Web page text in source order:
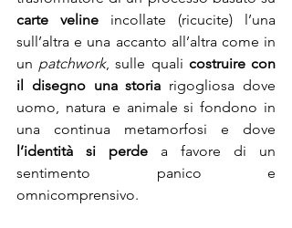
carte veline incollate (ricucite) l’una
sull’altra e una accanto all’altra come in
un patchwork, sulle quali costruire con
il disegno una storia rigogliosa dove
uomo, natura e animale si fondono in
l’identità si perde a favore di un
sentimento panico e
omnicomprensivo.